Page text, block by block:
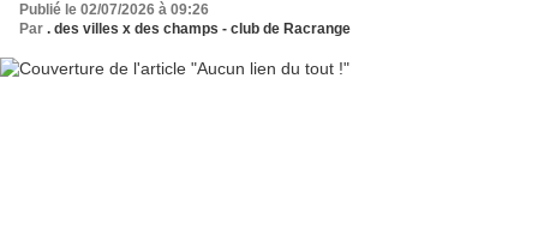
Publié le 02/07/2026 à 09:26
Par . des villes x des champs - club de Racrange